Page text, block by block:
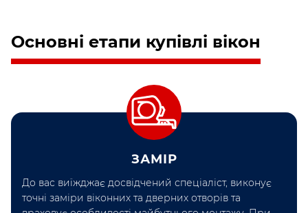
Основні етапи купівлі вікон
ЗАМІР
До вас виїжджає досвідчений спеціаліст, виконує
точні заміри віконних та дверних отворів та